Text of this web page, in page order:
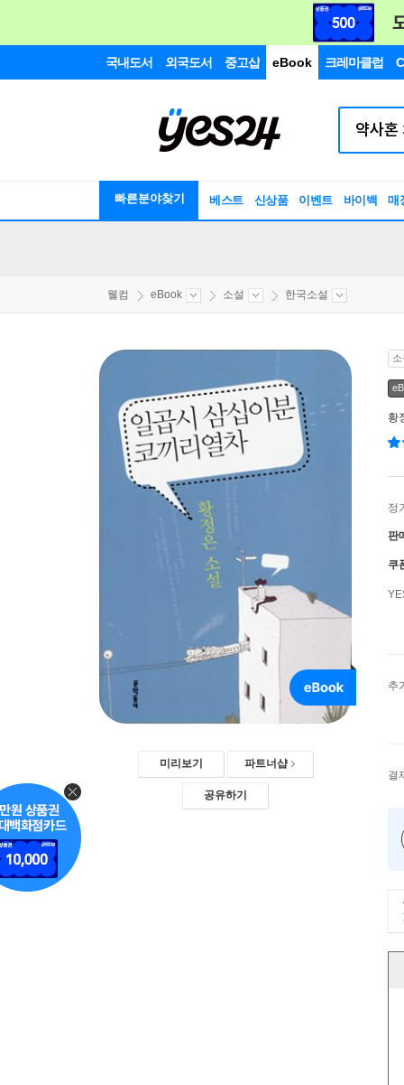
국내도서 외국도서 중고샵 eBook 크레마클럽
빠른분야찾기 베스트 신상품 이벤트 바이백 매
웰컴 eBook 소설 한국소설
미리보기 파트너샵
공유하기
황
정
판
쿠
추
결